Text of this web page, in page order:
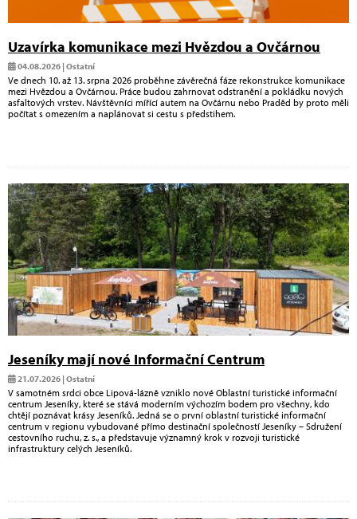
Uzavírka komunikace mezi Hvězdou a Ovčárnou
04.08.2026 | Ostatní
Ve dnech 10. až 13. srpna 2026 proběhne závěrečná fáze rekonstrukce komunikace
mezi Hvězdou a Ovčárnou. Práce budou zahrnovat odstranění a pokládku nových
asfaltových vrstev. Návštěvníci mířící autem na Ovčárnu nebo Praděd by proto měli
počítat s omezením a naplánovat si cestu s předstihem.
Jeseníky mají nové Informační Centrum
21.07.2026 | Ostatní
V samotném srdci obce Lipová-lázně vzniklo nové Oblastní turistické informační
centrum Jeseníky, které se stává moderním výchozím bodem pro všechny, kdo
chtějí poznávat krásy Jeseníků. Jedná se o první oblastní turistické informační
centrum v regionu vybudované přímo destinační společností Jeseníky – Sdružení
cestovního ruchu, z. s., a představuje významný krok v rozvoji turistické
infrastruktury celých Jeseníků.